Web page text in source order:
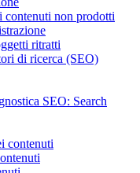
contenuti non prodotti
ritratti
di ricerca (SEO)
SEO: Search
contenuti